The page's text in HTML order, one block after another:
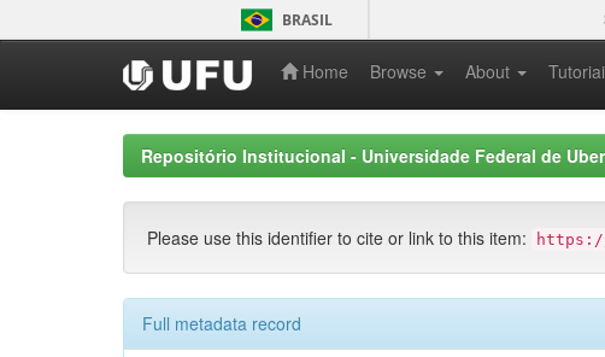
navigation
BRASIL
Home Browse About
Repositório Institucional - Universidade Federal de
Please use this identifier to cite or link to this item:
Full metadata record